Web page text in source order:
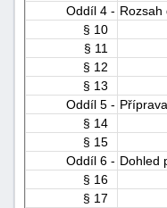
Oddíl 4 - Rozsah
§ 10
§ 11
§ 12
§ 13
Oddíl 5 -
§ 14
§ 15
Oddíl 6 - Dohled
§ 16
§ 17